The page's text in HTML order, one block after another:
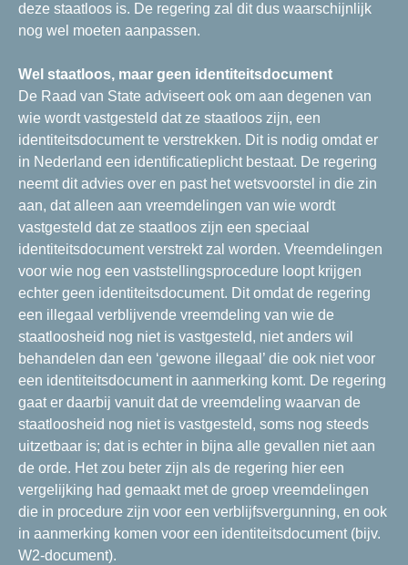
deze staatloos is. De regering zal dit dus waarschijnlijk
nog wel moeten aanpassen.
Wel staatloos, maar geen identiteitsdocument
De Raad van State adviseert ook om aan degenen van
wie wordt vastgesteld dat ze staatloos zijn, een
identiteitsdocument te verstrekken. Dit is nodig omdat er
in Nederland een identificatieplicht bestaat. De regering
neemt dit advies over en past het wetsvoorstel in die zin
aan, dat alleen aan vreemdelingen van wie wordt
vastgesteld dat ze staatloos zijn een speciaal
identiteitsdocument verstrekt zal worden. Vreemdelingen
voor wie nog een vaststellingsprocedure loopt krijgen
echter geen identiteitsdocument. Dit omdat de regering
een illegaal verblijvende vreemdeling van wie de
staatloosheid nog niet is vastgesteld, niet anders wil
behandelen dan een ‘gewone illegaal’ die ook niet voor
een identiteitsdocument in aanmerking komt. De regering
gaat er daarbij vanuit dat de vreemdeling waarvan de
staatloosheid nog niet is vastgesteld, soms nog steeds
uitzetbaar is; dat is echter in bijna alle gevallen niet aan
de orde. Het zou beter zijn als de regering hier een
vergelijking had gemaakt met de groep vreemdelingen
die in procedure zijn voor een verblijfsvergunning, en ook
in aanmerking komen voor een identiteitsdocument (bijv.
W2-document).